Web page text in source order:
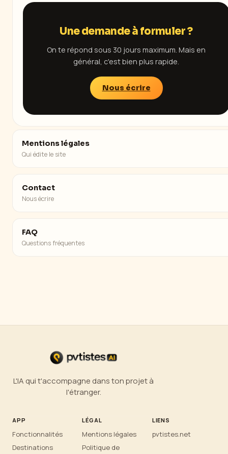
Une demande à formuler ?
On te répond sous 30 jours maximum. Mais en
général, c'est bien plus rapide.
Nous écrire
Mentions légales
Qui édite le site
Contact
Nous écrire
FAQ
Questions fréquentes
L'IA qui t'accompagne dans ton projet à
l'étranger.
APP
Fonctionnalités
Destinations
LÉGAL
Mentions légales
Politique de
LIENS
pvtistes.net